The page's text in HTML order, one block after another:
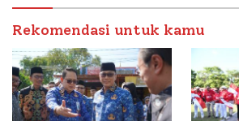
Petelur di Desa Bataal
Timur
Rekomendasi untuk kamu